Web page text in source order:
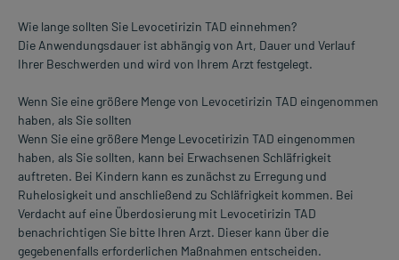
Wie lange sollten Sie Levocetirizin TAD einnehmen?
Die Anwendungsdauer ist abhängig von Art, Dauer und Verlauf
Ihrer Beschwerden und wird von Ihrem Arzt festgelegt.
Wenn Sie eine größere Menge von Levocetirizin TAD eingenommen
haben, als Sie sollten
Wenn Sie eine größere Menge Levocetirizin TAD eingenommen
haben, als Sie sollten, kann bei Erwachsenen Schläfrigkeit
auftreten. Bei Kindern kann es zunächst zu Erregung und
Ruhelosigkeit und anschließend zu Schläfrigkeit kommen. Bei
Verdacht auf eine Überdosierung mit Levocetirizin TAD
benachrichtigen Sie bitte Ihren Arzt. Dieser kann über die
gegebenenfalls erforderlichen Maßnahmen entscheiden.